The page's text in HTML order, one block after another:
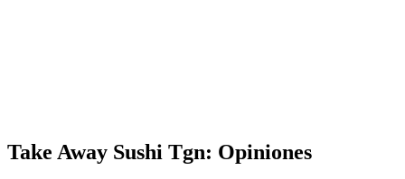
Take Away Sushi Tgn: Opiniones